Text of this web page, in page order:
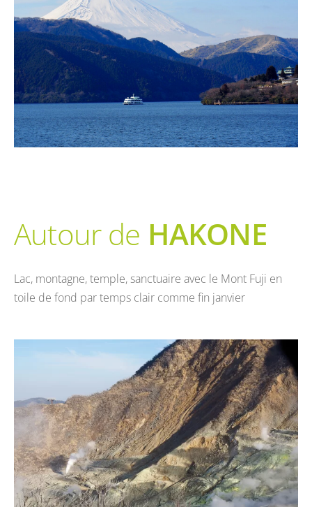
Autour de HAKONE
Lac, montagne, temple, sanctuaire avec le Mont Fuji en
toile de fond par temps clair comme fin janvier